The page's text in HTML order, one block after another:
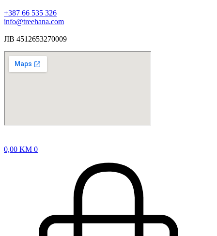
+387 66 535 326
info@treehana.com
JIB 4512653270009
0,00 KM 0